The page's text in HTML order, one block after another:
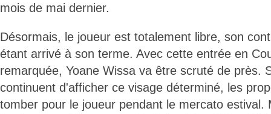
mois de mai dernier.
Désormais, le joueur est totalement libre, son
étant arrivé à son terme. Avec cette entrée en
remarquée, Yoane Wissa va être scruté de près.
continuent d'afficher ce visage déterminé, les
tomber pour le joueur pendant le mercato estival.